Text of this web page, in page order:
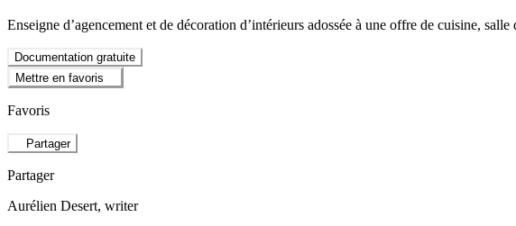
Enseigne d’agencement et de décoration d’intérieurs adossée à une offre de cuisine,
Documentation gratuite
Mettre en favoris
Favoris
Partager
Partager
Aurélien Desert, writer